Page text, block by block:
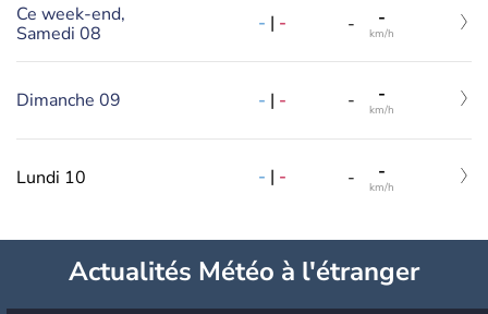
Ce week-end,
Samedi 08
- | - - -
km/h
Dimanche 09 - | - - -
km/h
Lundi 10 - | - - -
km/h
Actualités Météo à l'étranger